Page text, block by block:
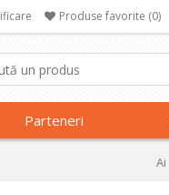
Produse favorite (0)
Parteneri